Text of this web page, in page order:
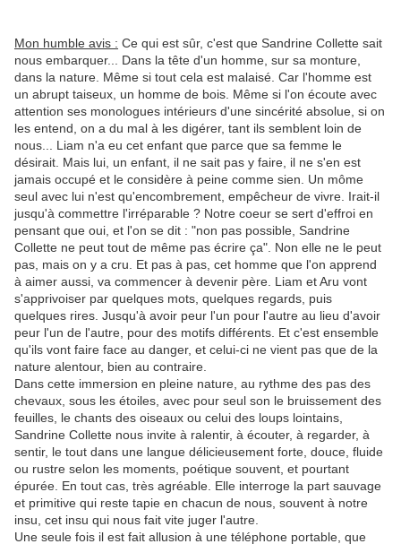
Mon humble avis : Ce qui est sûr, c'est que Sandrine Collette sait
nous embarquer... Dans la tête d'un homme, sur sa monture,
dans la nature. Même si tout cela est malaisé. Car l'homme est
un abrupt taiseux, un homme de bois. Même si l'on écoute avec
attention ses monologues intérieurs d'une sincérité absolue, si on
les entend, on a du mal à les digérer, tant ils semblent loin de
nous... Liam n'a eu cet enfant que parce que sa femme le
désirait. Mais lui, un enfant, il ne sait pas y faire, il ne s'en est
jamais occupé et le considère à peine comme sien. Un môme
seul avec lui n'est qu'encombrement, empêcheur de vivre. Irait-il
jusqu'à commettre l'irréparable ? Notre coeur se sert d'effroi en
pensant que oui, et l'on se dit : "non pas possible, Sandrine
Collette ne peut tout de même pas écrire ça". Non elle ne le peut
pas, mais on y a cru. Et pas à pas, cet homme que l'on apprend
à aimer aussi, va commencer à devenir père. Liam et Aru vont
s'apprivoiser par quelques mots, quelques regards, puis
quelques rires. Jusqu'à avoir peur l'un pour l'autre au lieu d'avoir
peur l'un de l'autre, pour des motifs différents. Et c'est ensemble
qu'ils vont faire face au danger, et celui-ci ne vient pas que de la
nature alentour, bien au contraire.
Dans cette immersion en pleine nature, au rythme des pas des
chevaux, sous les étoiles, avec pour seul son le bruissement des
feuilles, le chants des oiseaux ou celui des loups lointains,
Sandrine Collette nous invite à ralentir, à écouter, à regarder, à
sentir, le tout dans une langue délicieusement forte, douce, fluide
ou rustre selon les moments, poétique souvent, et pourtant
épurée. En tout cas, très agréable. Elle interroge la part sauvage
et primitive qui reste tapie en chacun de nous, souvent à notre
insu, cet insu qui nous fait vite juger l'autre.
Une seule fois il est fait allusion à une téléphone portable, que